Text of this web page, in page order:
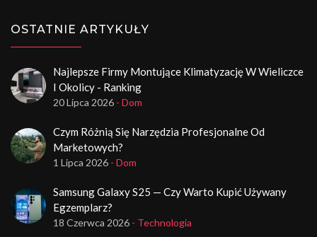
OSTATNIE ARTYKUŁY
Najlepsze Firmy Montujące Klimatyzację W Wieliczce
I Okolicy - Ranking
20 Lipca 2026 - Dom
Czym Różnią Się Narzędzia Profesjonalne Od
Marketowych?
1 Lipca 2026 - Dom
Samsung Galaxy S25 — Czy Warto Kupić Używany
Egzemplarz?
18 Czerwca 2026 - Technologia